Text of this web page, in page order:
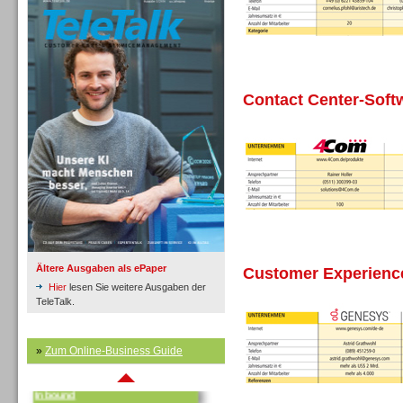
Ältere Ausgaben als ePaper
Hier lesen Sie weitere Ausgaben der
TeleTalk.
» Zum Online-Business Guide
Inbound
Inbound
Contact Center-
Customer